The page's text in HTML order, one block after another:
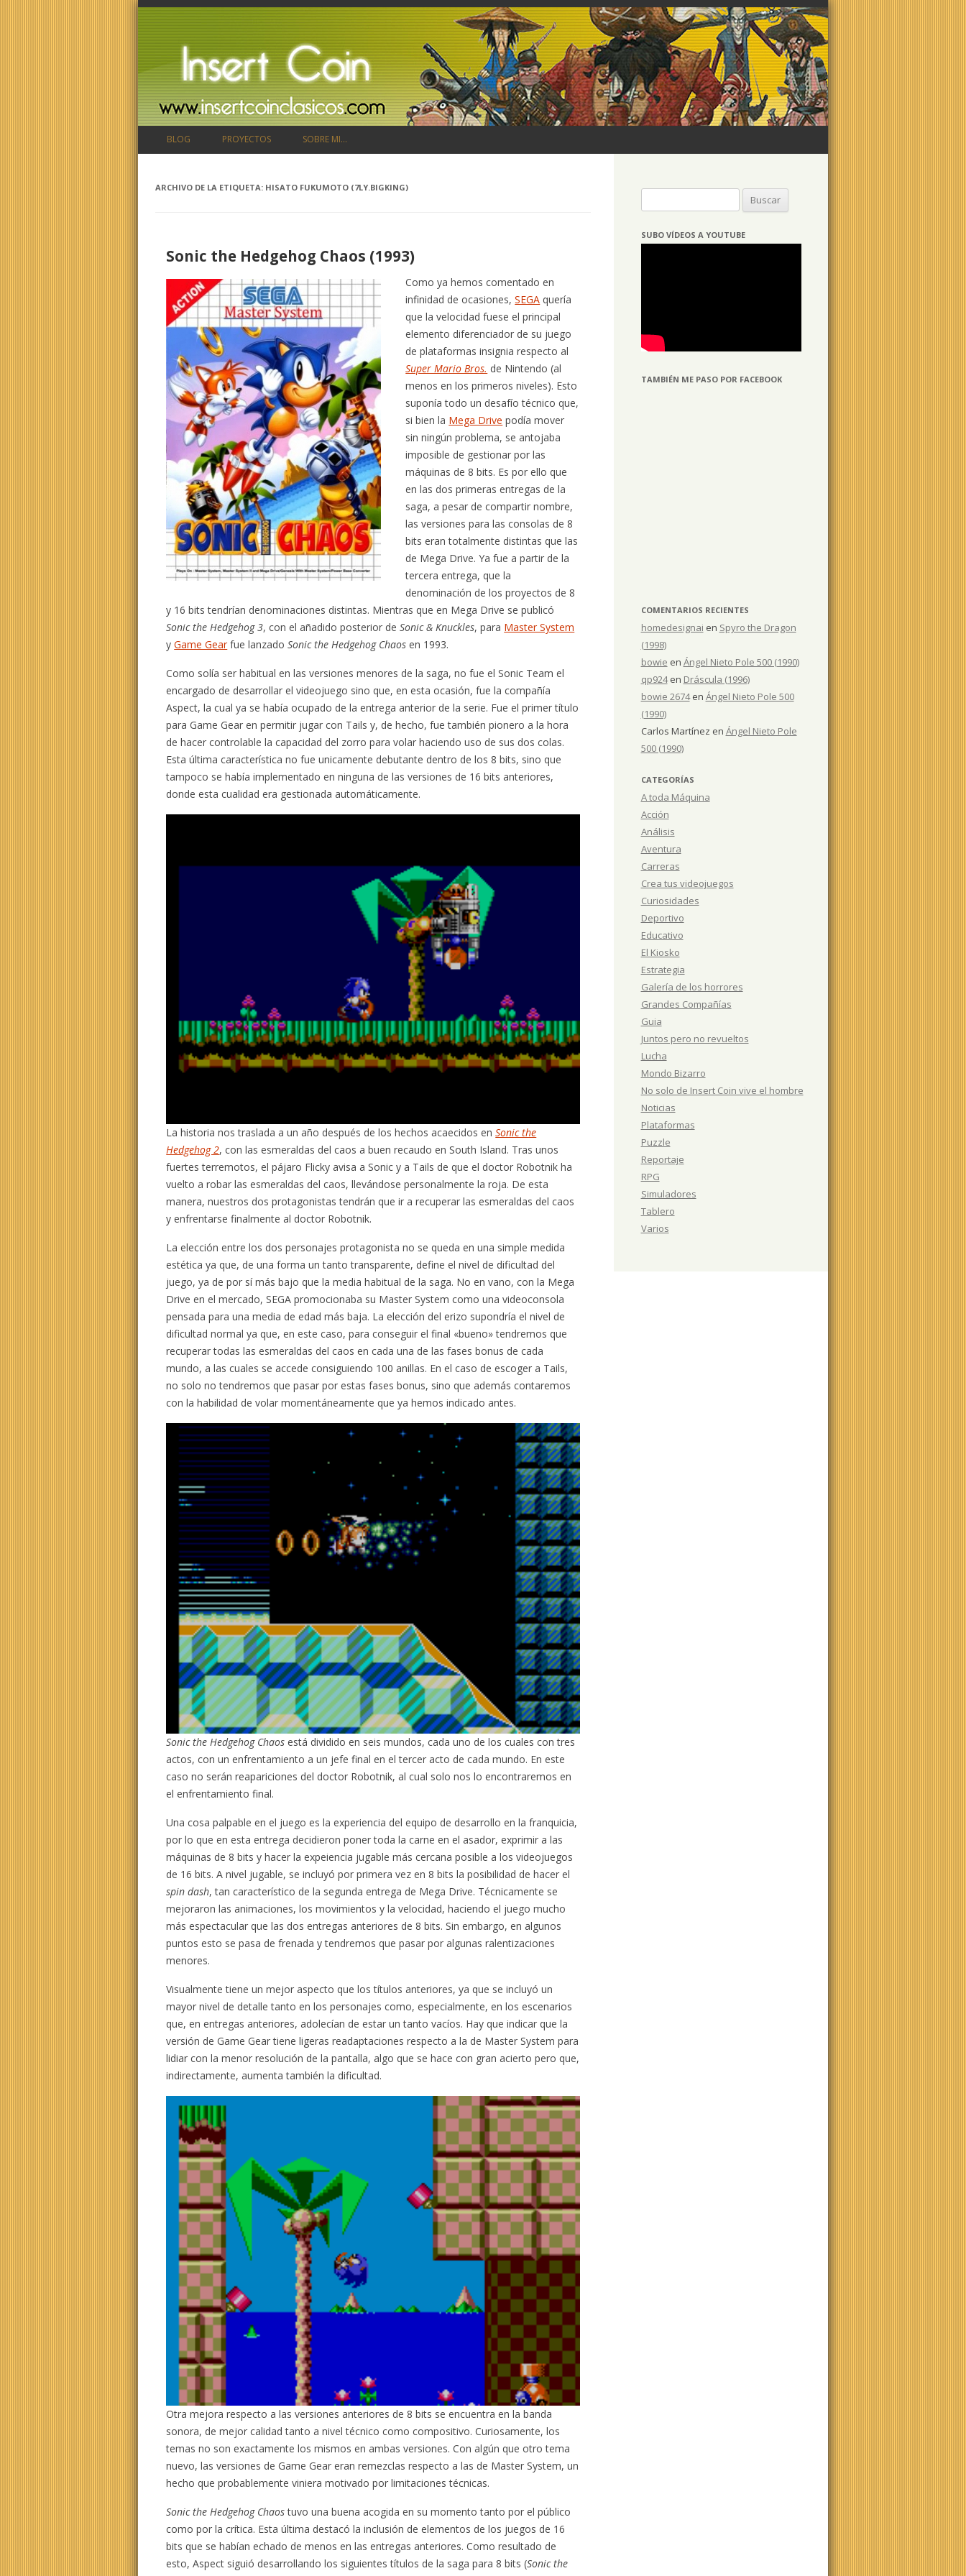
BLOG PROYECTOS SOBRE MI…
ARCHIVO DE LA ETIQUETA: HISATO FUKUMOTO (7LY.BIGKING)
Sonic the Hedgehog Chaos (1993)
Como ya hemos comentado en
infinidad de ocasiones,SEGA quería
que la velocidad fuese el principal
elemento diferenciador de su juego
de plataformas insignia respecto al
Super Mario Bros. de Nintendo (al
menos en los primeros niveles). Esto
suponía todo un desafío técnico que,
si bien la Mega Drive podía mover
sin ningún problema, se antojaba
imposible de gestionar por las
máquinas de 8 bits. Es por ello que
en las dos primeras entregas de la
saga, a pesar de compartir nombre,
las versiones para las consolas de 8
bits eran totalmente distintas que las
de Mega Drive. Ya fue a partir de la
tercera entrega, que la
denominación de los proyectos de 8
y 16 bits tendrían denominaciones distintas. Mientras que en Mega Drive se publicó
Sonic the Hedgehog 3, con el añadido posterior deSonic & Knuckles, para Master System
yGame Gearfue lanzadoSonic the Hedgehog Chaos en 1993.
Como solía ser habitual en las versiones menores de la saga, no fue el Sonic Team el
encargado de desarrollar el videojuego sino que, en esta ocasión, fue la compañía
Aspect, la cual ya se había ocupado de la entrega anterior de la serie. Fue el primer título
para Game Gear en permitir jugar con Tails y, de hecho, fue también pionero a la hora
de hacer controlable la capacidad del zorro para volar haciendo uso de sus dos colas.
Esta última característica no fue unicamente debutante dentro de los 8 bits, sino que
tampoco se había implementado en ninguna de las versiones de 16 bits anteriores,
donde esta cualidad era gestionada automáticamente.
La historia nos traslada a un año después de los hechos acaecidos enSonic the
Hedgehog 2, con las esmeraldas del caos a buen recaudo en South Island. Tras unos
fuertes terremotos, el pájaro Flicky avisa a Sonic y a Tails de que el doctor Robotnik ha
vuelto a robar las esmeraldas del caos, llevándose personalmente la roja. De esta
manera, nuestros dos protagonistas tendrán que ir a recuperar las esmeraldas del caos
y enfrentarse finalmente al doctor Robotnik.
La elección entre los dos personajes protagonista no se queda en una simple medida
estética ya que, de una forma un tanto transparente, define el nivel de dificultad del
juego, ya de por sí más bajo que la media habitual de la saga. No en vano, con la Mega
Drive en el mercado, SEGA promocionaba su Master System como una videoconsola
pensada para una media de edad más baja. La elección del erizo supondría el nivel de
dificultad normal ya que, en este caso, para conseguir el final «bueno» tendremos que
recuperar todas las esmeraldas del caos en cada una de las fases bonus de cada
mundo, a las cuales se accede consiguiendo 100 anillas. En el caso de escoger a Tails,
no solo no tendremos que pasar por estas fases bonus, sino que además contaremos
con la habilidad de volar momentáneamente que ya hemos indicado antes.
Sonic the Hedgehog Chaos está dividido en seis mundos, cada uno de los cuales con tres
actos, con un enfrentamiento a un jefe final en el tercer acto de cada mundo. En este
caso no serán reapariciones del doctor Robotnik, al cual solo nos lo encontraremos en
el enfrentamiento final.
Una cosa palpable en el juego es la experiencia del equipo de desarrollo en la franquicia,
por lo que en esta entrega decidieron poner toda la carne en el asador, exprimir a las
máquinas de 8 bits y hacer la expeiencia jugable más cercana posible a los videojuegos
de 16 bits. A nivel jugable, se incluyó por primera vez en 8 bits la posibilidad de hacer el
spin dash, tan característico de la segunda entrega de Mega Drive. Técnicamente se
mejoraron las animaciones, los movimientos y la velocidad, haciendo el juego mucho
más espectacular que las dos entregas anteriores de 8 bits. Sin embargo, en algunos
puntos esto se pasa de frenada y tendremos que pasar por algunas ralentizaciones
menores.
Visualmente tiene un mejor aspecto que los títulos anteriores, ya que se incluyó un
mayor nivel de detalle tanto en los personajes como, especialmente, en los escenarios
que, en entregas anteriores, adolecían de estar un tanto vacíos. Hay que indicar que la
versión de Game Gear tiene ligeras readaptaciones respecto a la de Master System para
lidiar con la menor resolución de la pantalla, algo que se hace con gran acierto pero que,
indirectamente, aumenta también la dificultad.
Otra mejora respecto a las versiones anteriores de 8 bits se encuentra en la banda
sonora, de mejor calidad tanto a nivel técnico como compositivo. Curiosamente, los
temas no son exactamente los mismos en ambas versiones. Con algún que otro tema
nuevo, las versiones de Game Gear eran remezclas respecto a las de Master System, un
hecho que probablemente viniera motivado por limitaciones técnicas.
Sonic the Hedgehog Chaostuvo una buena acogida en su momento tanto por el público
como por la crítica. Esta última destacó la inclusión de elementos de los juegos de 16
bits que se habían echado de menos en las entregas anteriores. Como resultado de
esto, Aspect siguió desarrollando los siguientes títulos de la saga para 8 bits (Sonic the
SUBO VÍDEOS A YOUTUBE
TAMBIÉN ME PASO POR FACEBOOK
COMENTARIOS RECIENTES
homedesignai en Spyro the Dragon
(1998)
bowie en Ángel Nieto Pole 500 (1990)
qp924en Dráscula (1996)
bowie 2674en Ángel Nieto Pole 500
(1990)
Carlos Martínez en Ángel Nieto Pole
500 (1990)
CATEGORÍAS
A toda Máquina
Acción
Análisis
Aventura
Carreras
Crea tus videojuegos
Curiosidades
Deportivo
Educativo
El Kiosko
Estrategia
Galería de los horrores
Grandes Compañías
Guia
Juntos pero no revueltos
Lucha
Mondo Bizarro
No solo de Insert Coin vive el hombre
Noticias
Plataformas
Puzzle
Reportaje
RPG
Simuladores
Tablero
Varios